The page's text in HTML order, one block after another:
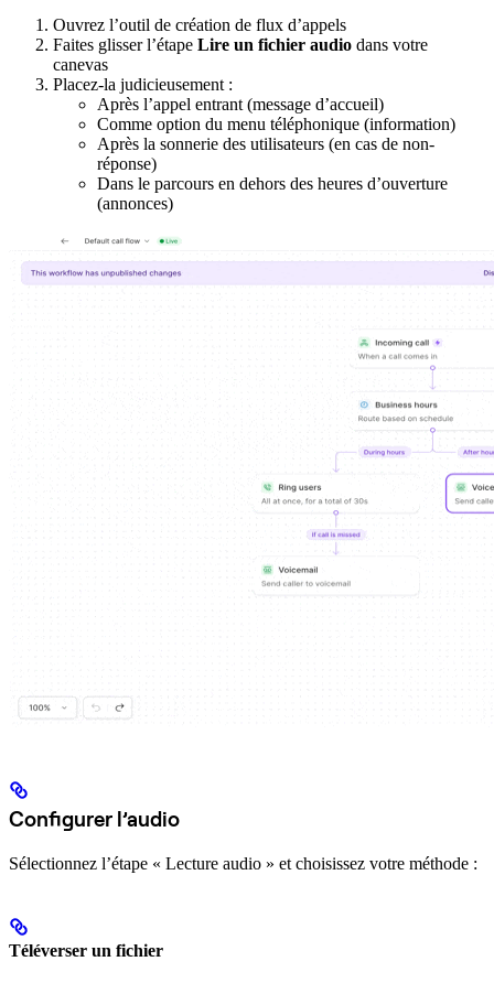
Ouvrez l’outil de création de flux d’appels
Faites glisser l’étape Lire un fichier audio dans votre
canevas
Placez-la judicieusement :
Après l’appel entrant (message d’accueil)
Comme option du menu téléphonique (information)
Après la sonnerie des utilisateurs (en cas de non-
réponse)
Dans le parcours en dehors des heures d’ouverture
(annonces)
Configurer l’audio
Sélectionnez l’étape « Lecture audio » et choisissez votre méthode :
Téléverser un fichier